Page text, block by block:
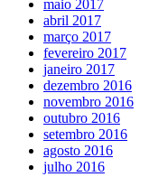
maio 2017
abril 2017
março 2017
fevereiro 2017
janeiro 2017
dezembro 2016
novembro 2016
outubro 2016
setembro 2016
agosto 2016
julho 2016